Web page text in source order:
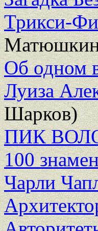
Трикси-
Об одном
Луиза
Шарков)
ПИК
100
Чарли